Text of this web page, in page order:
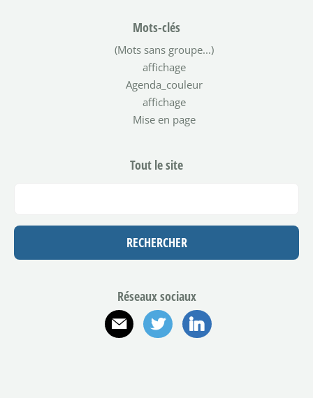
Mots-clés
(Mots sans groupe...)
affichage
Agenda_couleur
affichage
Mise en page
Tout le site
Réseaux sociaux